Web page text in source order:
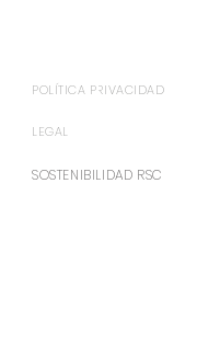
POLÍTICA PRIVACIDAD
LEGAL
SOSTENIBILIDAD RSC